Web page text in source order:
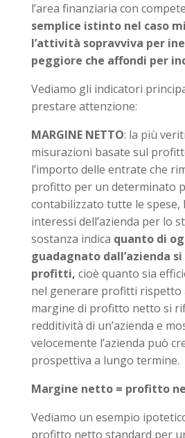
l’area finanziaria con
semplice istinto nel caso
l’attività sopravviva per
peggiore che affondi per
Vediamo gli indicatori
prestare attenzione:
MARGINE NETTO: la più
misurazioni basate sul
l’importo delle entrate che
profitto per un determinato
contabilizzato tutte le spese,
interessi dell’azienda per lo
sostanza indica quanto di
guadagnato dall’azienda
profitti, cioè quanto sia
nel generare profitti rispetto
margine di profitto netto si
redditività di un’azienda e
velocemente l’azienda può
prospettiva a lungo termine.
Margine netto = profitto
Vediamo un esempio
profitto netto standard per